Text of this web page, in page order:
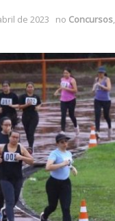
de 2023 no Concursos,